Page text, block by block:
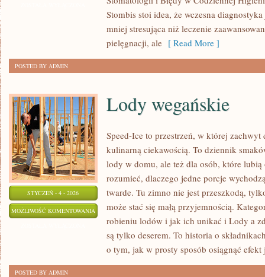
SPORTOWA
Stombis stoi idea, że wczesna
mniej stresująca niż leczenie
pielęgnacji, ale [ Read More ]
POSTED BY ADMIN
STYCZEŃ - 4 - 2026
MOŻLIWOŚĆ KOMENTOWANIA LODY
WEGAŃSKIE
Lody wegańskie
Speed-Ice to przestrzeń, w której
kulinarną ciekawością. To dziennik
lody w domu, ale też dla osób, które
rozumieć, dlaczego jedne porcje
twarde. Tu zimno nie jest przeszkodą,
może stać się małą przyjemnością.
robieniu lodów i jak ich unikać i Lody a
są tylko deserem. To historia o
o tym, jak w prosty sposób osiągnąć efekt
POSTED BY ADMIN